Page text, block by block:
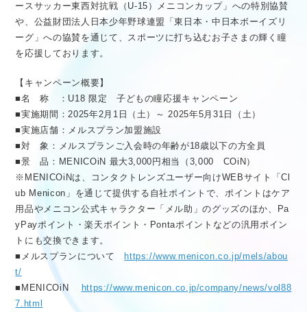
ースサッカー東西対抗戦（U-15）メニコンカップ」への特別協賛
や、公益財団法人日本少年野球連盟「東日本・中日本ボーイズリ
ーグ」への協賛を通じて、スポーツに打ち込むお子さまの輝く瞳
を応援しております。
【キャンペーン概要】
■名 称 ：U18 限定 子どもの瞳応援キャンペーン
■実施期間：2025年2月1日（土）～ 2025年5月31日（土）
■実施店舗：メルスプラン加盟施設
■対 象：メルスプランご入会時の年齢が18歳以下の方全員
■景 品：MENICOiN 最大3,000円相当（3,000 COiN）
※MENICOiNは、コンタクトレンズユーザー向けWEBサイト「Cl
ub Menicon」を通じて提供する自社ポイントで、ポイントはケア
用品やメニコン公式キャラクター「メル助」のグッズのほか、Pa
yPayポイント・楽天ポイント・Pontaポイントなどの汎用ポイン
トにも交換できます。
■メルスプランについて
https://www.menicon.co.jp/mels/abou
t/
■MENICOiN
https://www.menicon.co.jp/company/news/vol88
7.html